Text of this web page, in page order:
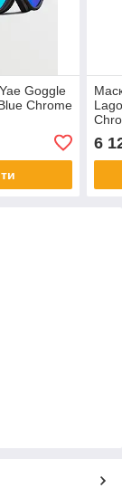
Goggle
Chrome
6